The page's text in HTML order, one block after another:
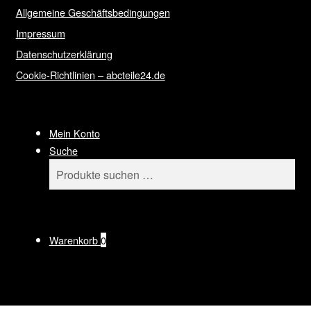
Allgemeine Geschäftsbedingungen
Impressum
Datenschutzerklärung
Cookie-Richtlinien – abcteile24.de
Mein Konto
Suche
Suchen
nach:
Suchen
Warenkorb0